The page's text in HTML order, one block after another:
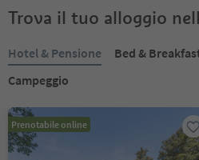
Trova il tuo alloggio
Hotel & Pensione Bed &
Campeggio
Prenotabile online